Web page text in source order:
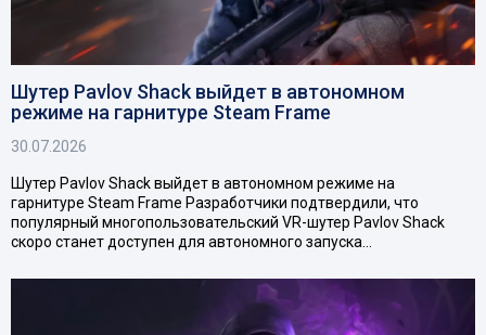
Шутер Pavlov Shack выйдет в автономном
режиме на гарнитуре Steam Frame
30.07.2026
Шутер Pavlov Shack выйдет в автономном режиме на
гарнитуре Steam Frame Разработчики подтвердили, что
популярный многопользовательский VR-шутер Pavlov Shack
скоро станет доступен для автономного запуска…